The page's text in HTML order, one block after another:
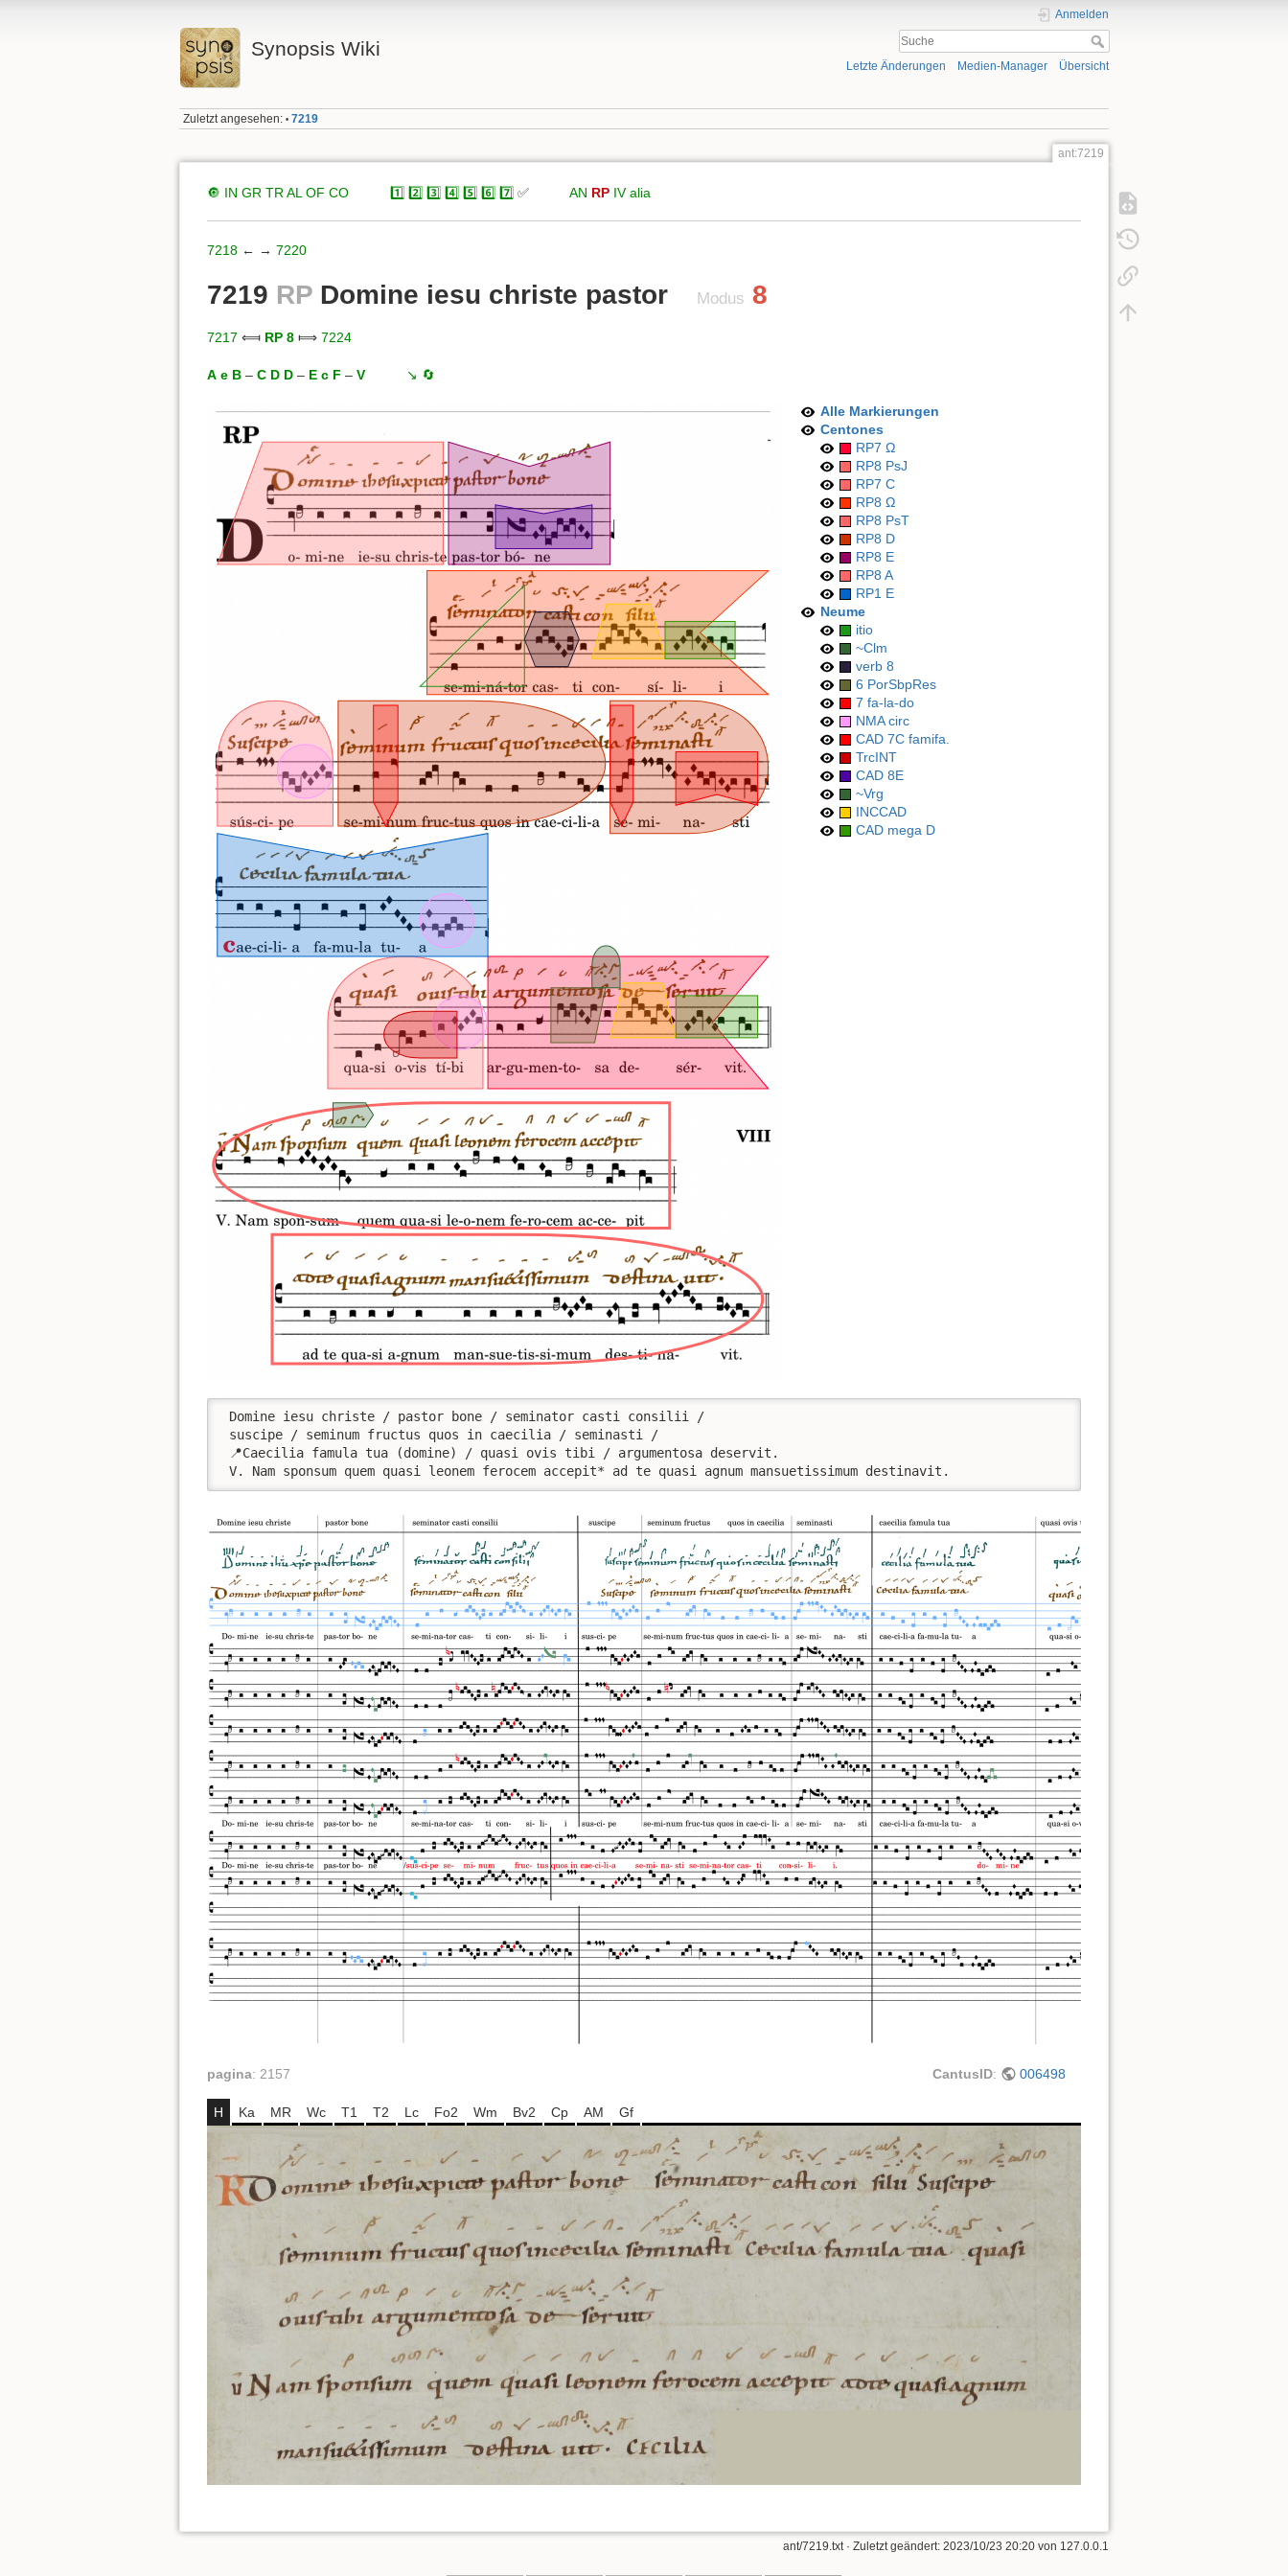
Synopsis Wiki
Anmelden
Letzte Änderungen Medien-Manager Übersicht
Zuletzt angesehen: • 7219
ant:7219
🔘 IN GR TR AL OF CO 1️⃣ 2️⃣ 3️⃣ 4️⃣ 5️⃣ 6️⃣ 7️⃣ ✅ AN RP IV alia
7218 ← → 7220
7219 RP Domine iesu christe pastor Modus 8
7217 ⟽ RP 8 ⟾ 7224
A e B – C D D – E c F – V ↘️ 🔄
Alle Markierungen
Centones
RP7 Ω
RP8 PsJ
RP7 C
RP8 Ω
RP8 PsT
RP8 D
RP8 E
RP8 A
RP1 E
Neume
itio
~Clm
verb 8
6 PorSbpRes
7 fa-la-do
NMA circ
CAD 7C famifa.
TrcINT
CAD 8E
~Vrg
INCCAD
CAD mega D
Domine iesu christe / pastor bone / seminator casti consilii /
suscipe / seminum fructus quos in caecilia / seminasti /
📍Caecilia famula tua (domine) / quasi ovis tibi / argumentosa deservit.
V. Nam sponsum quem quasi leonem ferocem accepit* ad te quasi agnum mansuetissimum destinavit.
pagina: 2157 CantusID: 006498
H Ka MR Wc T1 T2 Lc Fo2 Wm Bv2 Cp AM Gf
ant/7219.txt· Zuletzt geändert: 2023/10/23 20:20 von 127.0.0.1